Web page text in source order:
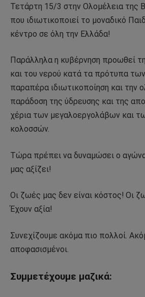
Τετάρτη 15/3 στην Ολομέλεια της
που ιδιωτικοποιεί το μοναδικό
κέντρο σε όλη την Ελλάδα!
Παράλληλα η κυβέρνηση προωθεί
και του νερού κατά τα πρότυπα
παραπέρα ιδιωτικοποίηση και την
παράδοση της ύδρευσης και της
χέρια των μεγαλοεργολάβων και
κολοσσών.
Τώρα πρέπει να δυναμώσει ο
μας αξίζει!
Οι ζωές μας δεν είναι κόστος! Οι
Έχουν αξία!
Συνεχίζουμε ακόμα πιο πολλοί.
αποφασισμένοι.
Συμμετέχουμε μαζικά: